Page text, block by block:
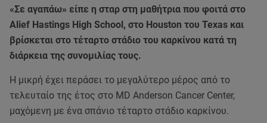
«Σε αγαπάω» είπε η σταρ στη μαθήτρια που φοιτά στο
Alief Hastings High School, στο Houston του Texas και
βρίσκεται στο τέταρτο στάδιο του καρκίνου κατά τη
διάρκεια της συνομιλίας τους.
Η μικρή έχει περάσει το μεγαλύτερο μέρος από το
τελευταίο της έτος στο MD Anderson Cancer Center,
μαχόμενη με ένα σπάνιο τέταρτο στάδιο καρκίνου.